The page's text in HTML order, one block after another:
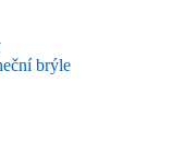
brýle